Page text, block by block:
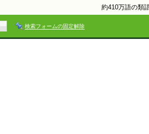
約410万語の類
検索フォームの固定解除